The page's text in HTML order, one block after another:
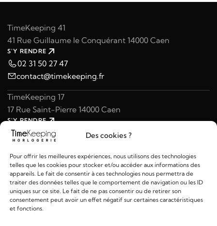
Des cookies ?
Pour offrir les meilleures expériences, nous utilisons des technologies
telles que les cookies pour stocker et/ou accéder aux informations des
appareils. Le fait de consentir à ces technologies nous permettra de
traiter des données telles que le comportement de navigation ou les ID
uniques sur ce site. Le fait de ne pas consentir ou de retirer son
consentement peut avoir un effet négatif sur certaines caractéristiques
et fonctions.
TimeKeeping 41
41 Rue Guillaume le Conquérant 14000 Caen
S'Y RENDRE
02 31 50 27 47
contact@timekeeping.fr
TimeKeeping 17
17 Rue Saint-Pierre 14000 Caen
S'Y RENDRE
02 31 47 49 97
contact@timekeeping.fr
Liens utiles